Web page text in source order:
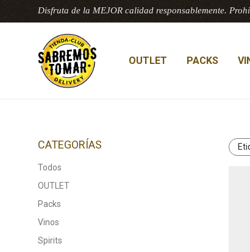
Disfruta de la MEJOR calidad responsablemente.
OUTLET PACKS
CATEGORÍAS
Todos
OUTLET
Packs
Vinos
Spirits